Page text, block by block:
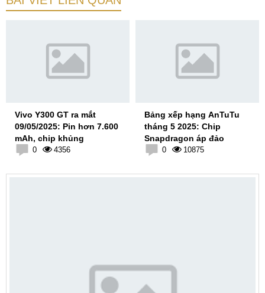
Vivo Y300 GT ra mắt
09/05/2025: Pin hơn 7.600
mAh, chip khủng
0 4356
Bảng xếp hạng AnTuTu
tháng 5 2025: Chip
Snapdragon áp đảo
0 10875